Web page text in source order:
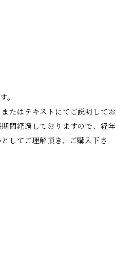
。
たはテキストにてご説明してお
間経過しておりますので、経年
してご理解頂き、ご購入下さ